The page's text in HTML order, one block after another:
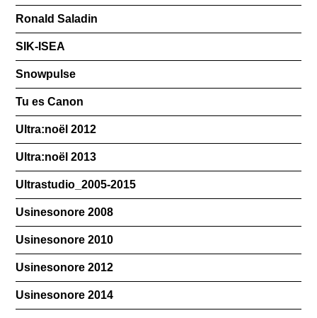
Ronald Saladin
SIK-ISEA
Snowpulse
Tu es Canon
Ultra:noël 2012
Ultra:noël 2013
Ultrastudio_2005-2015
Usinesonore 2008
Usinesonore 2010
Usinesonore 2012
Usinesonore 2014